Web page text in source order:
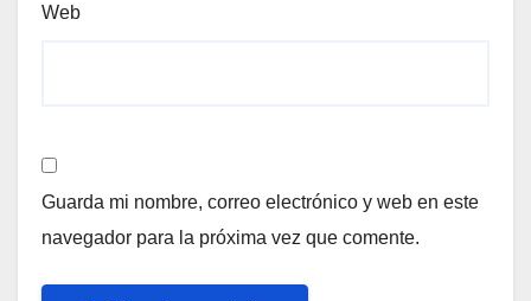
Web
Guarda mi nombre, correo electrónico y web en este
navegador para la próxima vez que comente.